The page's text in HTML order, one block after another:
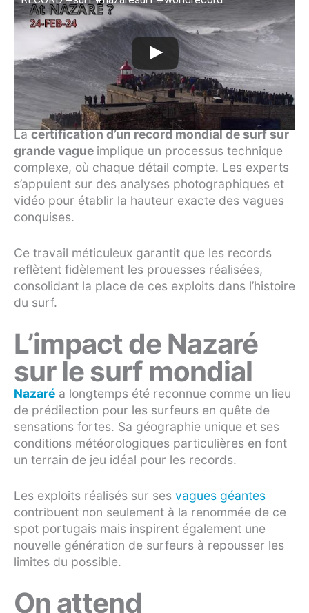
Lacertification d’un record mondial de surf sur
grande vague implique un processus technique
complexe, où chaque détail compte. Les experts
s’appuient sur des analyses photographiques et
vidéo pour établir la hauteur exacte des vagues
conquises.
Ce travail méticuleux garantit que les records
reflètent fidèlement les prouesses réalisées,
consolidant la place de ces exploits dans l’histoire
du surf.
L’impact de Nazaré
sur le surf mondial
Nazaré a longtemps été reconnue comme un lieu
de prédilection pour les surfeurs en quête de
sensations fortes. Sa géographie unique et ses
conditions météorologiques particulières en font
un terrain de jeu idéal pour les records.
Les exploits réalisés sur ses vagues géantes
contribuent non seulement à la renommée de ce
spot portugais mais inspirent également une
nouvelle génération de surfeurs à repousser les
limites du possible.
On attend